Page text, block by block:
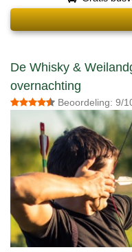
De Whisky &
overnachting
Beoordeling: 9/